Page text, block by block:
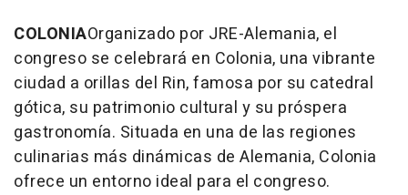
COLONIAOrganizado por JRE-Alemania, el
congreso se celebrará en Colonia, una vibrante
ciudad a orillas del Rin, famosa por su catedral
gótica, su patrimonio cultural y su próspera
gastronomía. Situada en una de las regiones
culinarias más dinámicas de Alemania, Colonia
ofrece un entorno ideal para el congreso.